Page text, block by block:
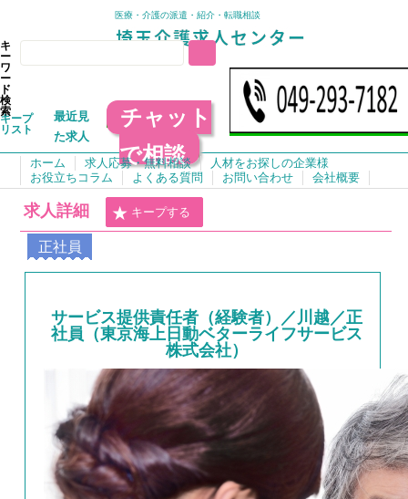
医療・介護の派遣・紹介・転職相談
キ
ー
ワ
ー
ド
検
索
キープ
リスト
最近見
た求人
チャット
で相談
ホーム 求人応募・無料相談
人材をお探しの企業様
お役立ちコラム
よくある質問 お問い合わせ 会社概要
求人詳細 キープする
正社員
サービス提供責任者（経験者）／川越／正
社員（東京海上日動ベターライフサービス
株式会社）